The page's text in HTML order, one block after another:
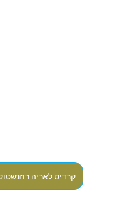
קרדיט לאריה